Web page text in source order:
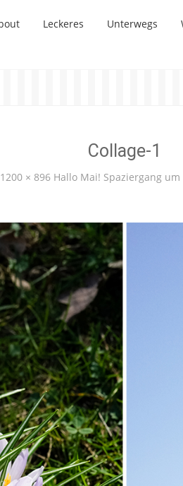
Leckeres Unterwegs
Collage-1
1200 × 896 Hallo Mai! Spaziergang